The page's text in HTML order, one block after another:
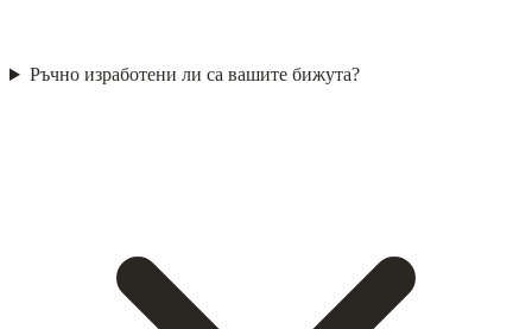
Ръчно изработени ли са вашите бижута?